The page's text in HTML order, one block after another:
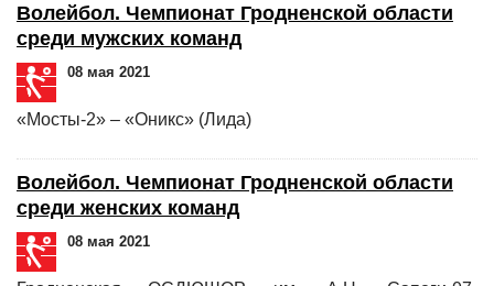
Волейбол. Чемпионат Гродненской области
среди мужских команд
08 мая 2021
«Мосты-2» – «Оникс» (Лида)
Волейбол. Чемпионат Гродненской области
среди женских команд
08 мая 2021